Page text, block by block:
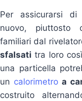
Per assicurarsi di
nuovo, piuttosto
familiari dal
sfalsati tra loro
una particella
un calorimetro a
costruito